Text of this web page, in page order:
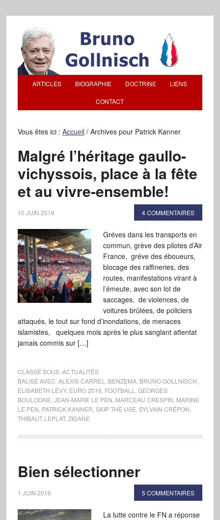
ARTICLES BIOGRAPHIE DOCTRINE LIENS
CONTACT
Vous êtes ici : Accueil /Archives pour Patrick Kanner
Malgré l’héritage gaullo-
vichyssois, place à la fête
et au vivre-ensemble!
10 JUIN 2016 4 COMMENTAIRES
Gréves dans les transports en
commun, grève des pilotes d’Air
France, gréve des éboueurs,
blocage des raffineries, des
routes, manifestations virant à
l’émeute, avec son lot de
saccages, de violences, de
voitures brûlées, de policiers
attaqués, le tout sur fond d’inondations, de menaces
islamistes, quelques mois après le plus sanglant attentat
jamais commis sur […]
CLASSÉ SOUS :ACTUALITÉS
BALISÉ AVEC :ALEXIS CARREL BENZEMA, BRUNO GOLLNISCH
ELISABETH LÉVY, EURO 2016 FOOTBALL
GEORGES
BOULOGNE JEAN-MARIE LE PEN MARCEAU CRESPIN MARINE
LE PEN PATRICK KANNER SKIP THE USE SYLVAIN CRÉPON
THIBAUT LEPLAT, ZIDANE
Bien sélectionner
1 JUIN 2016 5 COMMENTAIRES
La lutte contre le FN a réponse